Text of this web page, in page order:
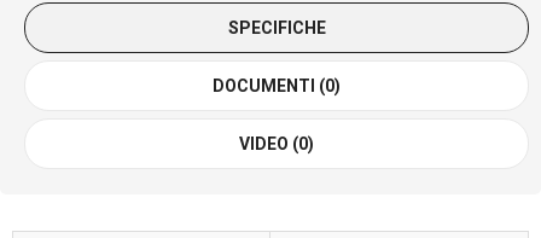
SPECIFICHE
DOCUMENTI (0)
VIDEO (0)